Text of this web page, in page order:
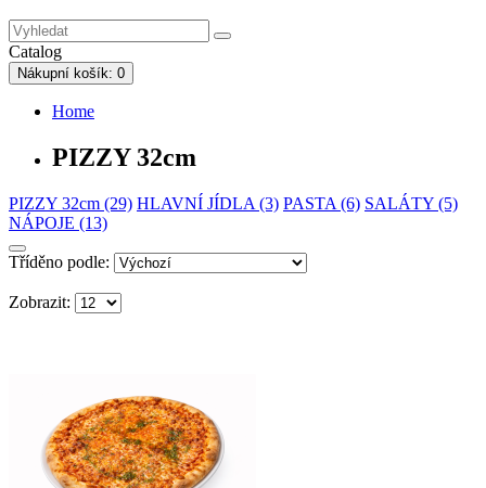
Catalog
Nákupní košík: 0
Home
PIZZY 32cm
PIZZY 32cm (29) HLAVNÍ JÍDLA (3) PASTA (6) SALÁTY (5)
NÁPOJE (13)
Tříděno podle:
Zobrazit: